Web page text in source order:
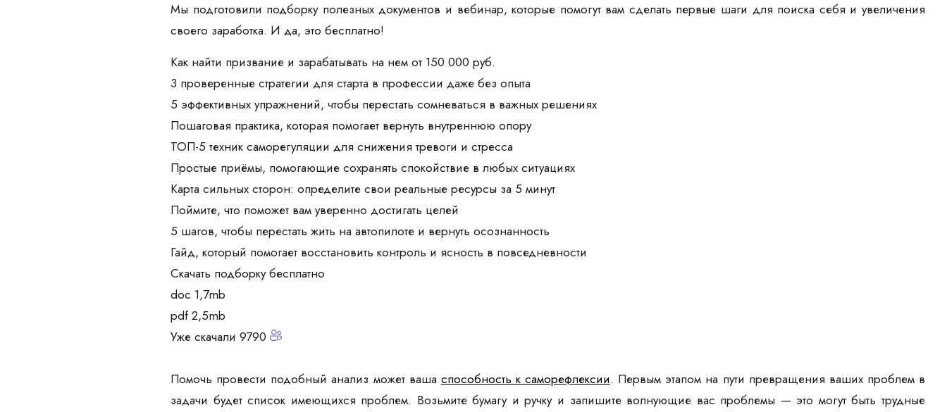
Мы подготовили подборку полезных документов и вебинар, которые помогут вам сделать первые шаги для поиска себя и увеличения
своего заработка. И да, это бесплатно!
Как найти призвание и зарабатывать на нем от 150 000 руб.
3 проверенные стратегии для старта в профессии даже без опыта
5 эффективных упражнений, чтобы перестать сомневаться в важных решениях
Пошаговая практика, которая помогает вернуть внутреннюю опору
ТОП-5 техник саморегуляции для снижения тревоги и стресса
Простые приёмы, помогающие сохранять спокойствие в любых ситуациях
Карта сильных сторон: определите свои реальные ресурсы за 5 минут
Поймите, что поможет вам уверенно достигать целей
5 шагов, чтобы перестать жить на автопилоте и вернуть осознанность
Гайд, который помогает восстановить контроль и ясность в повседневности
Скачать подборку бесплатно
doc 1,7mb
pdf 2,5mb
Уже скачали 9790
Помочь провести подобный анализ может ваша способность к саморефлексии. Первым этапом на пути превращения ваших проблем в
задачи будет список имеющихся проблем. Возьмите бумагу и ручку и запишите волнующие вас проблемы — это могут быть трудные